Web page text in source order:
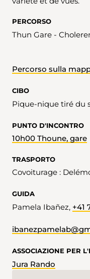
PERCORSO
Percorso sulla
CIBO
Pique-nique tiré du
PUNTO D'INCONTRO
10h00 Thoune, gare
TRASPORTO
Covoiturage :
GUIDA
Pamela Ibañez, +41
ASSOCIAZIONE PER
Jura Rando